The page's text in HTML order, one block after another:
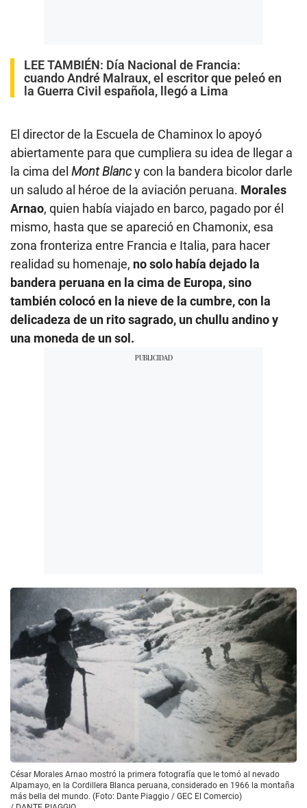
LEE TAMBIÉN: Día Nacional de Francia:
cuando André Malraux, el escritor que peleó en
la Guerra Civil española, llegó a Lima
El director de la Escuela de Chaminox lo apoyó
abiertamente para que cumpliera su idea de llegar a
la cima del Mont Blancy con la bandera bicolor darle
un saludo al héroe de la aviación peruana. Morales
Arnao, quien había viajado en barco, pagado por él
mismo, hasta que se apareció en Chamonix, esa
zona fronteriza entre Francia e Italia, para hacer
realidad su homenaje, no solo había dejado la
bandera peruana en la cima de Europa, sino
también colocó en la nieve de la cumbre, con la
delicadeza de un rito sagrado, un chullu andino y
una moneda de un sol.
César Morales Arnao mostró la primera fotografía que le tomó al nevado
Alpamayo, en la Cordillera Blanca peruana, considerado en 1966 la montaña
más bella del mundo. (Foto: Dante Piaggio / GEC El Comercio)